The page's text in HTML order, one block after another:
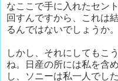
なここで手に入れたセン
回すんですから、これは
るんではないでしょうか。
しかし、それにしてもこ
ね。日産の所には私を含
し、ソニーは私一人でし